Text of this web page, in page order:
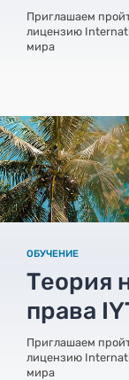
Приглашаем
лицензию
мира
ОБУЧЕНИЕ
Теория
права
Приглашаем
лицензию
мира